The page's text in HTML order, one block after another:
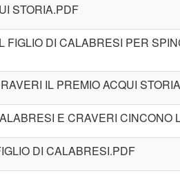
STORIA.PDF
FIGLIO DI CALABRESI PER
IL PREMIO ACQUI
E CRAVERI CINCONO
DI CALABRESI.PDF